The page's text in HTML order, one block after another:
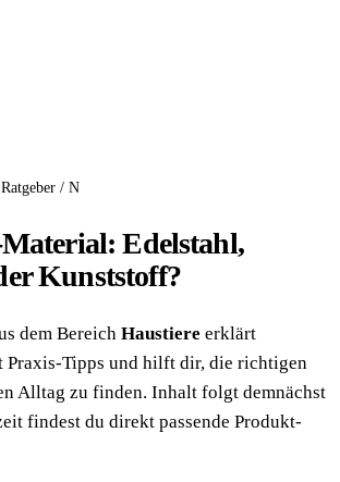
Ratgeber / N
Edelstahl,
Kunststoff?
dem Bereich Haustiere erklärt
Praxis-Tipps und hilft dir, die richtigen
Alltag zu finden. Inhalt folgt demnächst
findest du direkt passende Produkt-